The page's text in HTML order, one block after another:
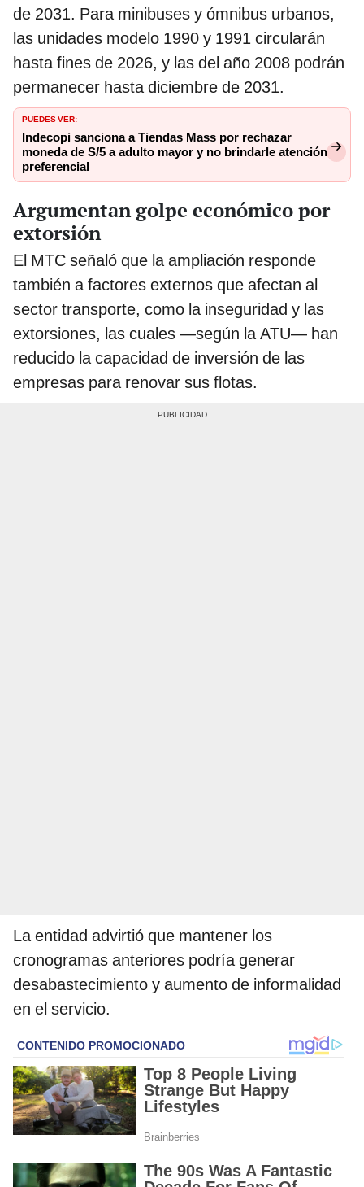
de 2031. Para minibuses y ómnibus urbanos,
las unidades modelo 1990 y 1991 circularán
hasta fines de 2026, y las del año 2008 podrán
permanecer hasta diciembre de 2031.
PUEDES VER:
Indecopi sanciona a Tiendas Mass por rechazar
moneda de S/5 a adulto mayor y no brindarle atención
preferencial
Argumentan golpe económico por
extorsión
El MTC señaló que la ampliación responde
también a factores externos que afectan al
sector transporte, como la inseguridad y las
extorsiones, las cuales —según la ATU— han
reducido la capacidad de inversión de las
empresas para renovar sus flotas.
La entidad advirtió que mantener los
cronogramas anteriores podría generar
desabastecimiento y aumento de informalidad
en el servicio.